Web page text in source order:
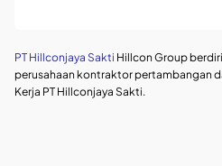
PT Hillconjaya Sakti Hillcon Group
perusahaan kontraktor pertambangan
Kerja PT Hillconjaya Sakti.